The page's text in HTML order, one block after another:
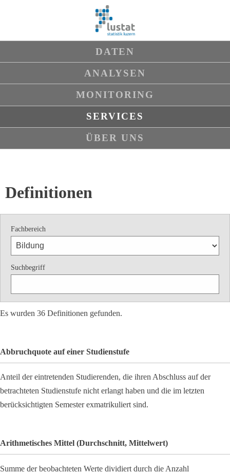
DATEN
ANALYSEN
MONITORING
SERVICES
ÜBER UNS
Definitionen
Fachbereich
Suchbegriff
Es wurden 36 Definitionen gefunden.
Abbruchquote auf einer Studienstufe
Anteil der eintretenden Studierenden, die ihren Abschluss auf der
betrachteten Studienstufe nicht erlangt haben und die im letzten
berücksichtigten Semester exmatrikuliert sind.
Arithmetisches Mittel (Durchschnitt, Mittelwert)
Summe der beobachteten Werte dividiert durch die Anzahl